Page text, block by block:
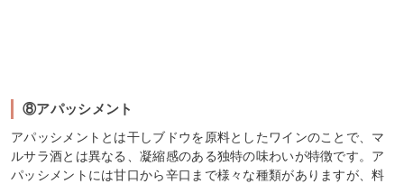
⑧アパッシメント
アパッシメントとは干しブドウを原料としたワインのことで、マ
ルサラ酒とは異なる、凝縮感のある独特の味わいが特徴です。ア
パッシメントには甘口から辛口まで様々な種類がありますが、料